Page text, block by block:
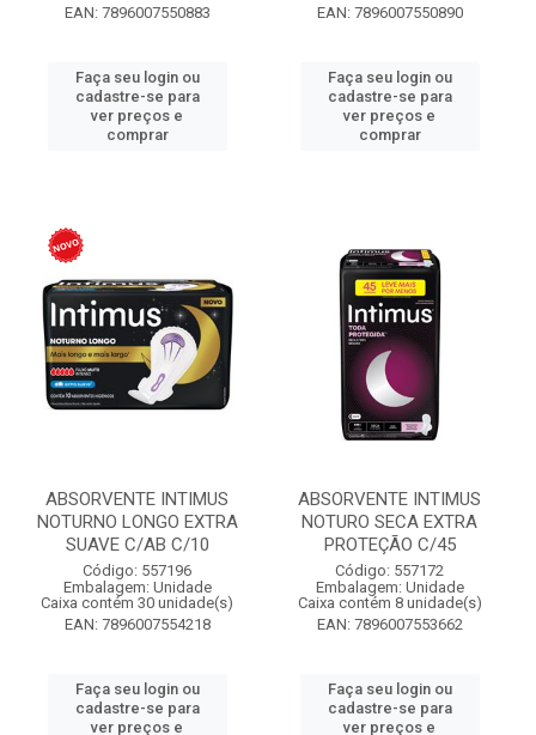
EAN: 7896007550883
Faça seu login ou
cadastre-se para
ver preços e
comprar
EAN: 7896007550890
Faça seu login ou
cadastre-se para
ver preços e
comprar
ABSORVENTE INTIMUS
NOTURNO LONGO EXTRA
SUAVE C/AB C/10
Código: 557196
Embalagem: Unidade
Caixa contém 30 unidade(s)
EAN: 7896007554218
Faça seu login ou
cadastre-se para
ver preços e
ABSORVENTE INTIMUS
NOTURO SECA EXTRA
PROTEÇÃO C/45
Código: 557172
Embalagem: Unidade
Caixa contém 8 unidade(s)
EAN: 7896007553662
Faça seu login ou
cadastre-se para
ver preços e